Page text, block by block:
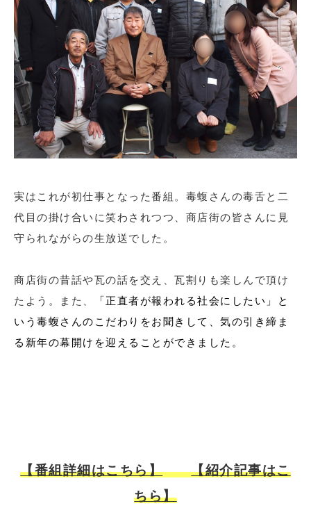
実はこれが初仕事となった番組。毒蝮さんの毒舌と二
代目の掛け合いに笑わされつつ、商店街の皆さんに見
守られながらの生放送でした。
商店街の昔話や瓦の話を交え、瓦割りも楽しんで頂け
たよう。また、
「正直者が報われる社会にしたい」と
いう毒蝮さんのこだわりをお聞きして、気の引き締ま
る新年の幕開けを迎えることができました。
【番組詳細はこちら】
【紹介記事はこ
ちら】